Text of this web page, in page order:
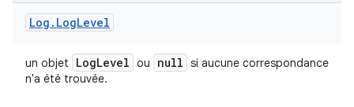
Log . LogLevel
un objet LogLevel ou null si aucune correspondance
n'a été trouvée.